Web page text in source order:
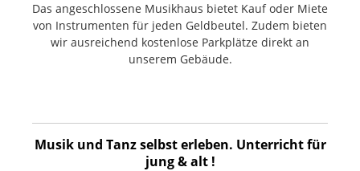
Das angeschlossene Musikhaus bietet Kauf oder Miete
von Instrumenten für jeden Geldbeutel. Zudem bieten
wir ausreichend kostenlose Parkplätze direkt an
unserem Gebäude.
Musik und Tanz selbst erleben. Unterricht für
jung & alt !